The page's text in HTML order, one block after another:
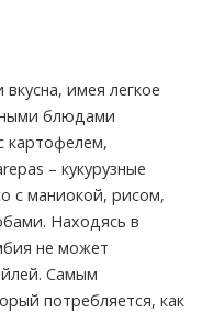
имея легкое
блюдами
картофелем,
– кукурузные
с маниокой, рисом,
Находясь в
не может
Самым
потребляется, как